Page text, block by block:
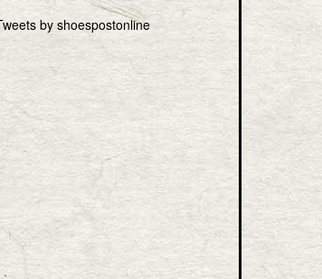
by shoespostonline